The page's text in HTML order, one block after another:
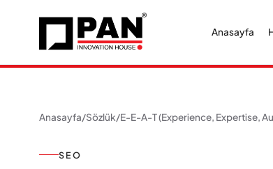
Anasayfa
Anasayfa/Sözlük/E-E-A-T (Experience, Expertise,
SEO